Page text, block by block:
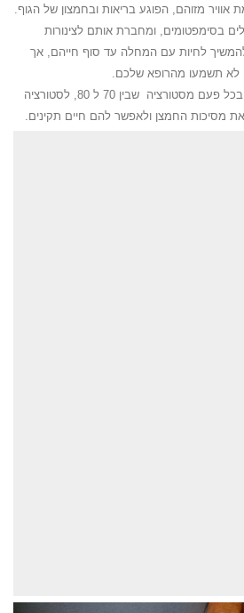
אוויר מזוהם, הפוגע בריאות ובחמצון של הגוף.
בסימפטומים, ומחברת אותם לצינורות
לחיות עם המחלה עד סוף חייהם, אך
לא תשמעו מהרופא שלכם.
בטיפולי הילינג הצלחנו להגיע בכל פעם מסטורציה שבין 70 ל 80, לסטורציה